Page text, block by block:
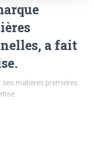
a fait
ses matières premières